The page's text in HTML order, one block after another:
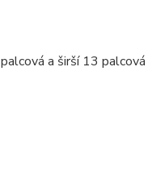
a širší 13 palcová